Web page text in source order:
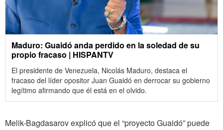
Maduro: Guaidó anda perdido en la soledad de su
propio fracaso | HISPANTV
El presidente de Venezuela, Nicolás Maduro, destaca el
fracaso del líder opositor Juan Guaidó en derrocar su gobierno
legítimo afirmando que él está en el olvido.
Melik-Bagdasarov explicó que el “proyecto Guaidó” puede